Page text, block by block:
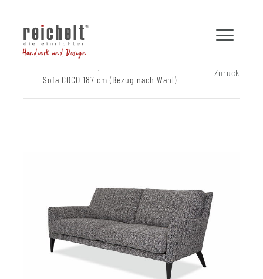
Handwerk und Design
Sofa COCO 187 cm (Bezug nach Wahl)
Zurück